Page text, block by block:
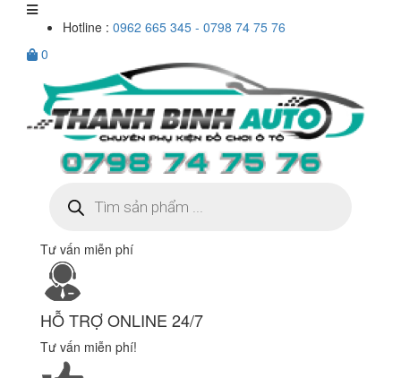
Hotline : 0962 665 345 - 0798 74 75 76
0
kiếm
sản
Tư vấn miễn phí
HỖ TRỢ ONLINE 24/7
Tư vấn miễn phí!